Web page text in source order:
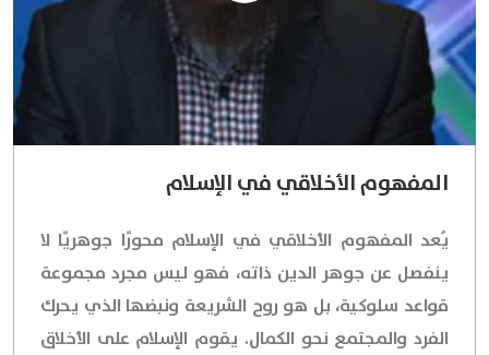
المفهوم الأخلاقي في الإسلام
يُعد المفهوم الأخلاقي في الإسلام محورًا جوهريًا لا
ينفصل عن جوهر الدين ذاته، فهو ليس مجرد مجموعة
قواعد سلوكية، بل هو روح الشريعة ونبضها الذي يحرك
الفرد والمجتمع نحو الكمال. يقوم الإسلام على الأخلاق